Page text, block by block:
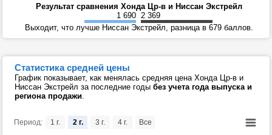
Результат сравнения Хонда Цр-в и Ниссан Экстрейл
1 690 2 369
Выходит, что лучше Ниссан Экстрейл, разница в 679 баллов.
Статистика средней цены
График показывает, как менялась средняя цена Хонда Цр-в и
Ниссан Экстрейл за последние годы без учета года выпуска и
региона продажи.
Период: 1 г. 2 г. 3 г. 4 г. Все